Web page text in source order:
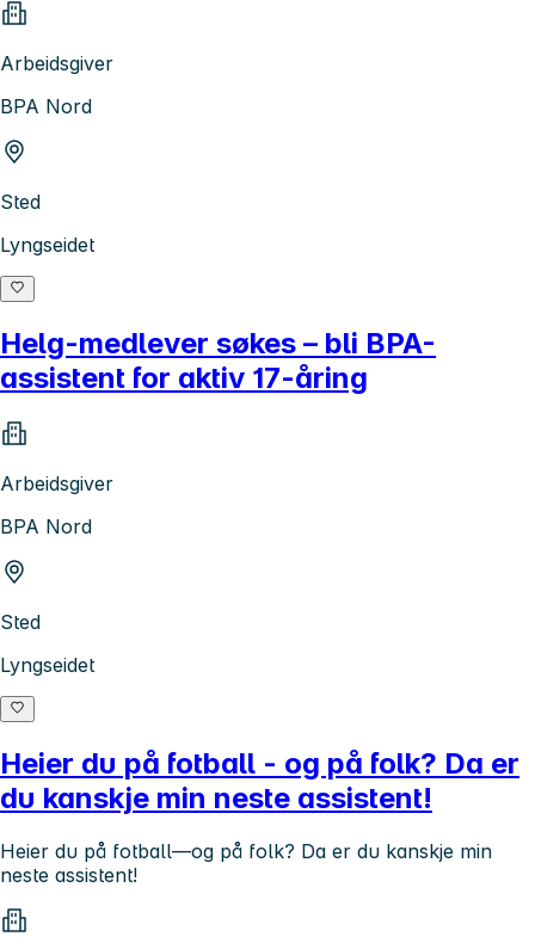
Arbeidsgiver
BPA Nord
Sted
Lyngseidet
Helg-medlever søkes – bli BPA-
assistent for aktiv 17-åring
Arbeidsgiver
BPA Nord
Sted
Lyngseidet
Heier du på fotball - og på folk? Da er
du kanskje min neste assistent!
Heier du på fotball—og på folk? Da er du kanskje min
neste assistent!